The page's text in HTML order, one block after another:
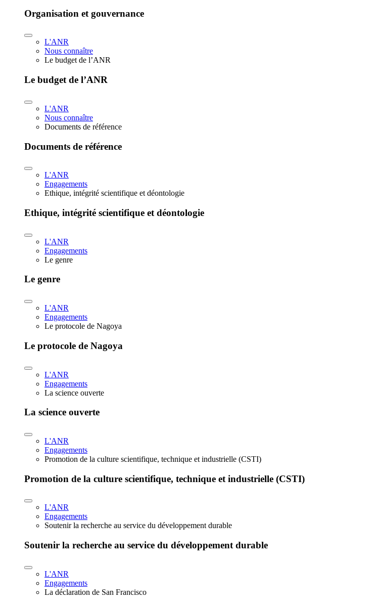
Organisation et gouvernance
L'ANR
Nous connaître
Le budget de l’ANR
Le budget de l’ANR
L'ANR
Nous connaître
Documents de référence
Documents de référence
L'ANR
Engagements
Ethique, intégrité scientifique et déontologie
Ethique, intégrité scientifique et déontologie
L'ANR
Engagements
Le genre
Le genre
L'ANR
Engagements
Le protocole de Nagoya
Le protocole de Nagoya
L'ANR
Engagements
La science ouverte
La science ouverte
L'ANR
Engagements
Promotion de la culture scientifique, technique et industrielle (CSTI)
Promotion de la culture scientifique, technique et industrielle (CSTI)
L'ANR
Engagements
Soutenir la recherche au service du développement durable
Soutenir la recherche au service du développement durable
L'ANR
Engagements
La déclaration de San Francisco